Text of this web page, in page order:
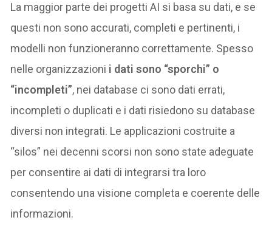
La maggior parte dei progetti AI si basa su dati, e se
questi non sono accurati, completi e pertinenti, i
modelli non funzioneranno correttamente. Spesso
nelle organizzazioni i dati sono “sporchi” o
“incompleti”, nei database ci sono dati errati,
incompleti o duplicati e i dati risiedono su database
diversi non integrati. Le applicazioni costruite a
“silos” nei decenni scorsi non sono state adeguate
per consentire ai dati di integrarsi tra loro
consentendo una visione completa e coerente delle
informazioni.